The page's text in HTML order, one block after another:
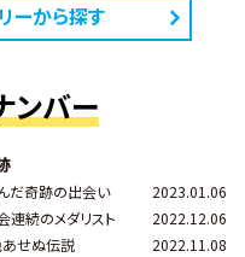
ーから探す
ンバー
だ奇跡の出会い
2023.01.06
続のメダリスト
2022.12.06
あせぬ伝説
2022.11.08